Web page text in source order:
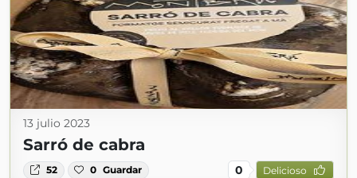
13 julio 2023
Sarró de cabra
52 0 Guardar 0 Delicioso